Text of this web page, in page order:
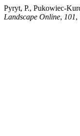
Pyryt, P., Pukowiec-
Landscape Online, 101,